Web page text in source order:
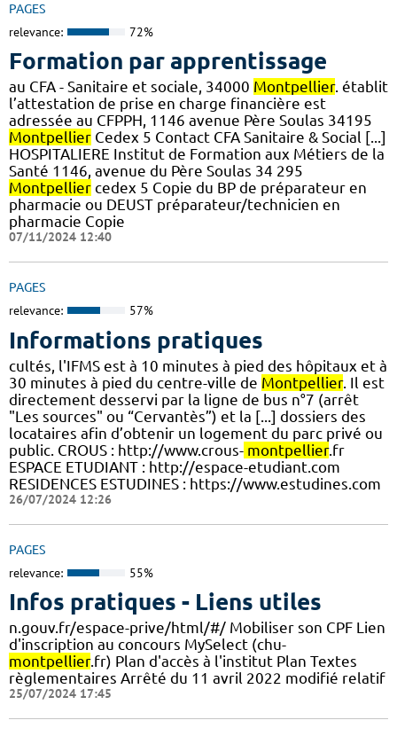
PAGES
relevance: 72%
Formation par apprentissage
au CFA - Sanitaire et sociale, 34000 Montpellier. établit
l’attestation de prise en charge financière est
adressée au CFPPH, 1146 avenue Père Soulas 34195
Montpellier Cedex 5 Contact CFA Sanitaire & Social [...]
HOSPITALIERE Institut de Formation aux Métiers de la
Santé 1146, avenue du Père Soulas 34 295
Montpellier cedex 5 Copie du BP de préparateur en
pharmacie ou DEUST préparateur/technicien en
pharmacie Copie
07/11/2024 12:40
PAGES
relevance: 57%
Informations pratiques
cultés, l'IFMS est à 10 minutes à pied des hôpitaux et à
30 minutes à pied du centre-ville de Montpellier. Il est
directement desservi par la ligne de bus n°7 (arrêt
"Les sources" ou “Cervantès”) et la [...] dossiers des
locataires afin d’obtenir un logement du parc privé ou
public. CROUS : http://www.crous- montpellier.fr
ESPACE ETUDIANT : http://espace-etudiant.com
RESIDENCES ESTUDINES : https://www.estudines.com
26/07/2024 12:26
PAGES
relevance: 55%
Infos pratiques - Liens utiles
n.gouv.fr/espace-prive/html/#/ Mobiliser son CPF Lien
d'inscription au concours MySelect (chu-
montpellier.fr) Plan d'accès à l'institut Plan Textes
règlementaires Arrêté du 11 avril 2022 modifié relatif
25/07/2024 17:45